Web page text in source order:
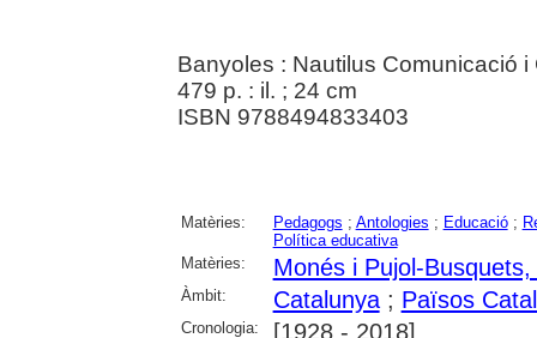
Banyoles : Nautilus Comunicació i
479 p. : il. ; 24 cm
ISBN 9788494833403
Matèries: Pedagogs ; Antologies ; Educació;
Política educativa
Matèries:
Monés i Pujol-Busquets,
Àmbit: Catalunya; Països
Cronologia: [1928 - 2018]